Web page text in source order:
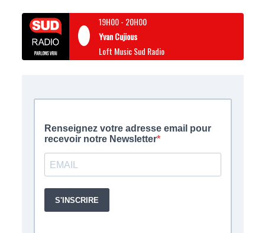
19H00- 20H00
Yvan Cujious
Loft Music Sud Radio